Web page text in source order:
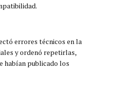
errores técnicos en la
y ordenó repetirlas,
habían publicado los